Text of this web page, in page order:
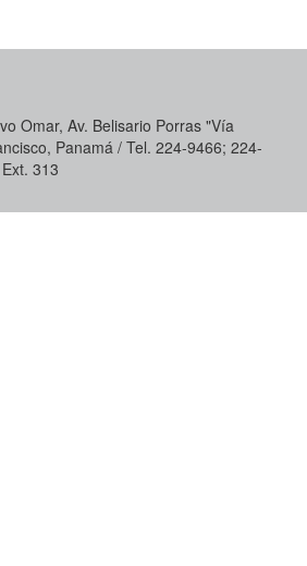
Omar, Av. Belisario Porras "Vía
Panamá / Tel. 224-9466; 224-
313